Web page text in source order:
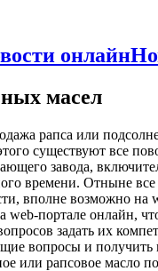
масел
рапса или
существуют все
завода,
времени. Отныне
вполне возможно на
web-портале онлайн,
задать их
вопросы и получить
или рапсовое масло